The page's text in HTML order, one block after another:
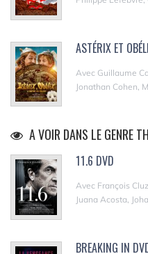
ASTÉRIX ET
Avec Guillaume
Jonathan Cohen,
A VOIR DANS LE GENRE
11.6 DVD
Avec François
Juana Acosta,
BREAKING IN